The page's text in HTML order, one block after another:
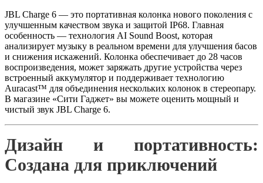
JBL Charge 6 — это портативная колонка нового поколения с
улучшенным качеством звука и защитой IP68. Главная
особенность — технология AI Sound Boost, которая
анализирует музыку в реальном времени для улучшения басов
и снижения искажений. Колонка обеспечивает до 28 часов
воспроизведения, может заряжать другие устройства через
встроенный аккумулятор и поддерживает технологию
Auracast™ для объединения нескольких колонок в стереопару.
В магазине «Сити Гаджет» вы можете оценить мощный и
чистый звук JBL Charge 6.
Дизайн и портативность:
Создана для приключений